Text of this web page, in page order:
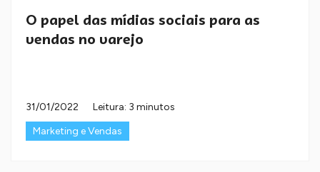
O papel das mídias sociais para as
vendas no varejo
31/01/2022
Leitura: 3 minutos
Marketing e Vendas